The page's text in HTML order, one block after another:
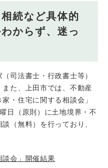
続など具体的
からず、迷っ
司法書士・行政書士等）
た、上田市では、不動産
・住宅に関する相談会」
日（原則）に土地境界・不
（無料）を行っており、
談会」開催結果